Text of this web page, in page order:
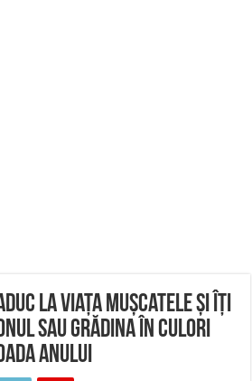
la viața mușcatele și îți
sau grădina în culori
anului